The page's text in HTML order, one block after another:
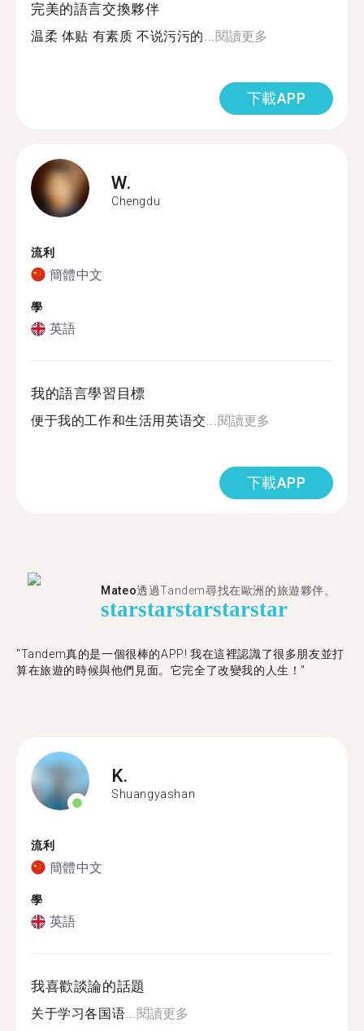
完美的語言交換夥伴
温柔 体贴 有素质 不说污污的...閱讀更多
下載APP
W.
Chengdu
流利
簡體中文
學
英語
我的語言學習目標
便于我的工作和生活用英语交...閱讀更多
下載APP
Mateo透過Tandem尋找在歐洲的旅遊夥伴。
starstarstarstarstar
"Tandem真的是一個很棒的APP! 我在這裡認識了很多朋友並打
算在旅遊的時候與他們見面。它完全了改變我的人生！"
K.
Shuangyashan
流利
簡體中文
學
英語
我喜歡談論的話題
关于学习各国语...閱讀更多